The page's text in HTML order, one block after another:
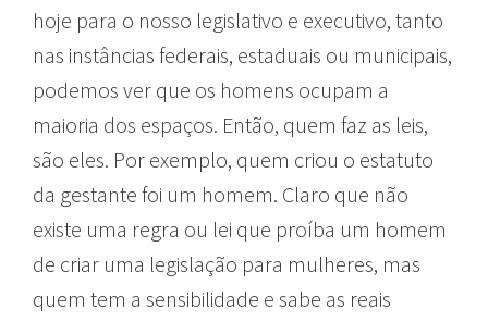
hoje para o nosso legislativo e executivo, tanto
nas instâncias federais, estaduais ou municipais,
podemos ver que os homens ocupam a
maioria dos espaços. Então, quem faz as leis,
são eles. Por exemplo, quem criou o estatuto
da gestante foi um homem. Claro que não
existe uma regra ou lei que proíba um homem
de criar uma legislação para mulheres, mas
quem tem a sensibilidade e sabe as reais